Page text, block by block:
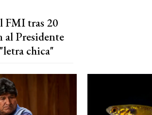
FMI tras 20
al Presidente
chica"